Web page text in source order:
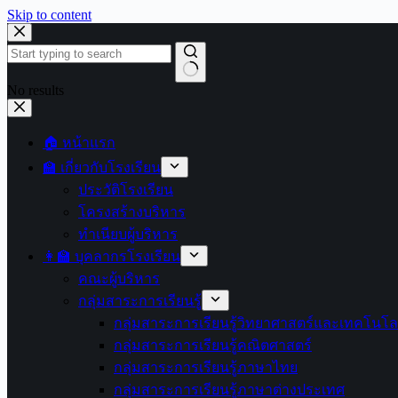
Skip to content
No results
🏠 หน้าแรก
🏫 เกี่ยวกับโรงเรียน
ประวัติโรงเรียน
โครงสร้างบริหาร
ทำเนียบผู้บริหาร
👩‍🏫 บุคลากรโรงเรียน
คณะผู้บริหาร
กลุ่มสาระการเรียนรู้
กลุ่มสาระการเรียนรู้วิทยาศาสตร์และเทคโนโ
กลุ่มสาระการเรียนรู้คณิตศาสตร์
กลุ่มสาระการเรียนรู้ภาษาไทย
กลุ่มสาระการเรียนรู้ภาษาต่างประเทศ